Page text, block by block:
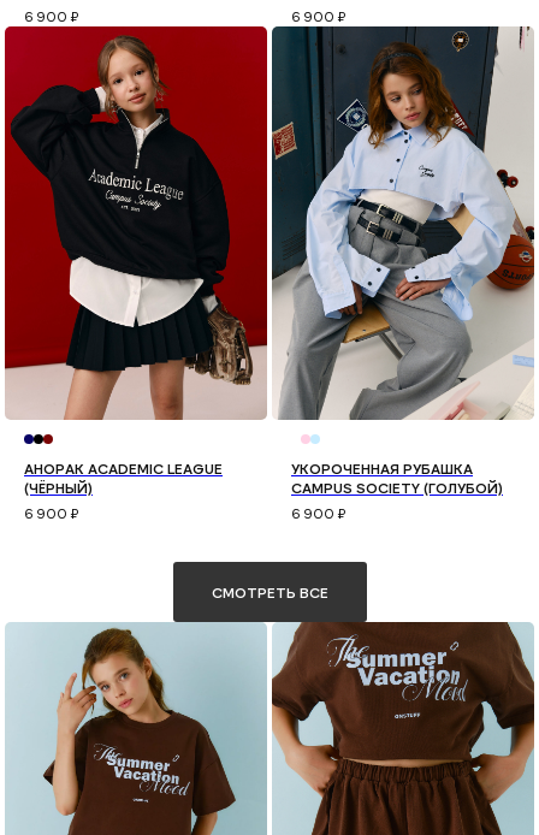
6 900 ₽
6 900 ₽
АНОРАК ACADEMIC LEAGUE
(ЧЁРНЫЙ)
6 900 ₽
УКОРОЧЕННАЯ РУБАШКА
CAMPUS SOCIETY (ГОЛУБОЙ)
6 900 ₽
СМОТРЕТЬ ВСЕ